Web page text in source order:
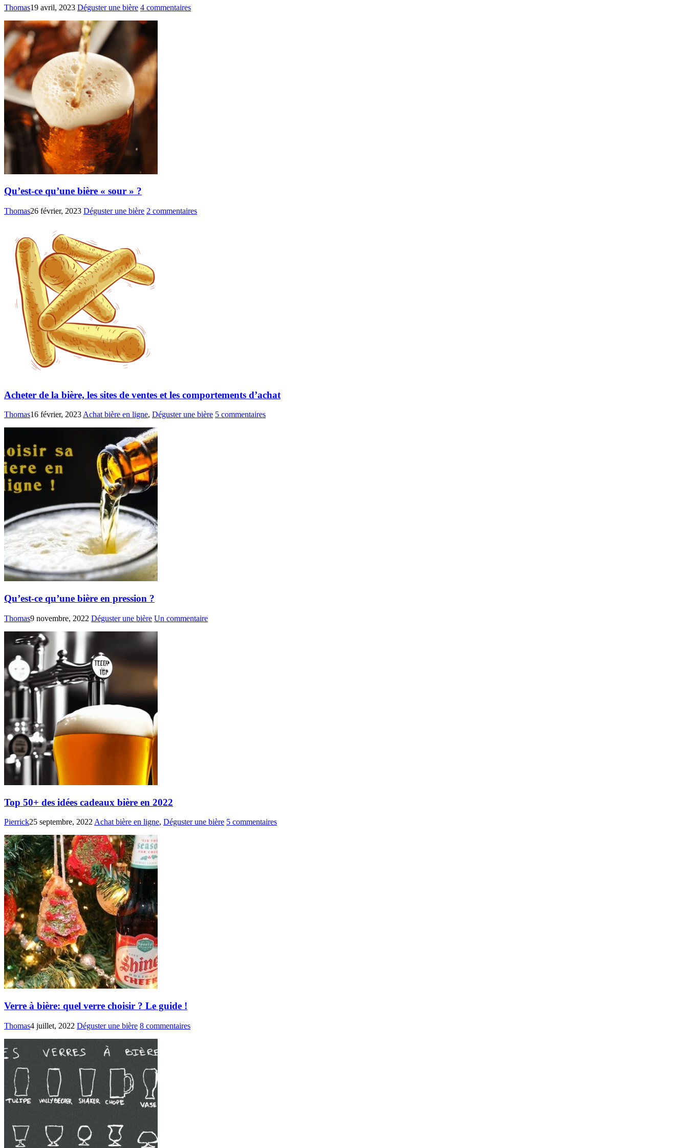
Thomas19 avril, 2023 Déguster une bière 4 commentaires
Qu’est-ce qu’une bière « sour » ?
Thomas26 février, 2023 Déguster une bière 2 commentaires
Acheter de la bière, les sites de ventes et les comportements d’achat
Thomas16 février, 2023Achat bière en ligne, Déguster une bière 5 commentaires
Qu’est-ce qu’une bière en pression ?
Thomas9 novembre, 2022 Déguster une bière Un commentaire
Top 50+ des idées cadeaux bière en 2022
Pierrick25 septembre, 2022 Achat bière en ligne, Déguster une bière 5 commentaires
Verre à bière: quel verre choisir ? Le guide !
Thomas4 juillet, 2022 Déguster une bière 8 commentaires